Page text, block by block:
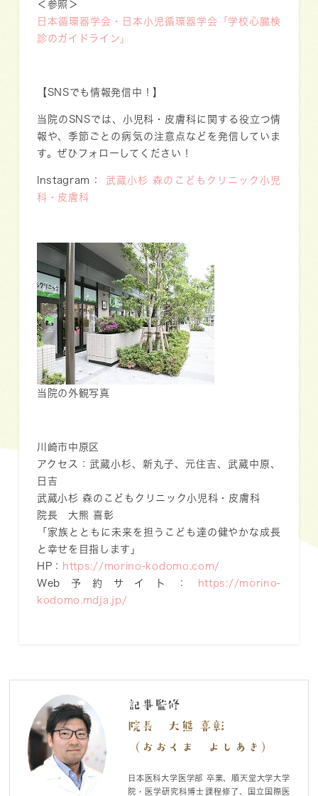
＜参照＞
日本循環器学会・日本小児循環器学会「学校心臓検
診のガイドライン」
【SNSでも情報発信中！】
当院のSNSでは、小児科・皮膚科に関する役立つ情
報や、季節ごとの病気の注意点などを発信していま
す。ぜひフォローしてください！
Instagram：
武蔵小杉 森のこどもクリニック小児
科・皮膚科
当院の外観写真
川崎市中原区
アクセス：武蔵小杉、新丸子、元住吉、武蔵中原、
日吉
武蔵小杉 森のこどもクリニック小児科・皮膚科
院長 大熊 喜彰
「家族とともに未来を担うこども達の健やかな成長
と幸せを目指します」
HP：
https://morino-kodomo.com/
Web予約サイト：
https://morino-
kodomo.mdja.jp/
記事監修
院長 大熊 喜彰
（おおくま よしあき）
日本医科大学医学部 卒業、順天堂大学大学
院・医学研究科博士課程修了、国立国際医